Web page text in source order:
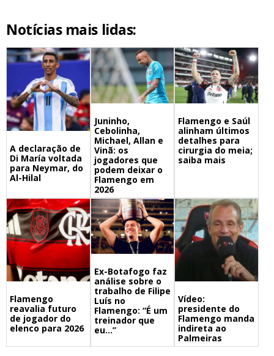
Notícias mais lidas:
A declaração de
Di María voltada
para Neymar, do
Al-Hilal
Juninho,
Cebolinha,
Michael, Allan e
Vinã: os
jogadores que
podem deixar o
Flamengo em
2026
Flamengo e Saúl
alinham últimos
detalhes para
cirurgia do meia;
saiba mais
Flamengo
reavalia futuro
de jogador do
elenco para 2026
Ex-Botafogo faz
análise sobre o
trabalho de Filipe
Luís no
Flamengo: “É um
treinador que
eu…”
Vídeo:
presidente do
Flamengo manda
indireta ao
Palmeiras